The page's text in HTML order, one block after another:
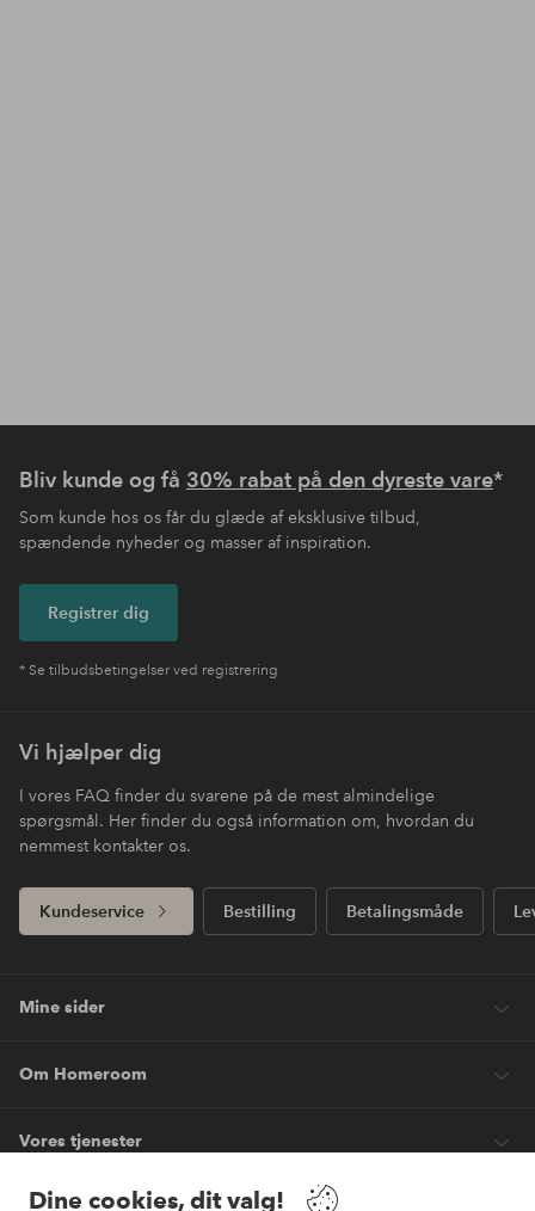
Dine cookies, dit valg!
Bliv kunde og få 30% rabat på den dyreste vare*
Som kunde hos os får du glæde af eksklusive tilbud,
spændende nyheder og masser af inspiration.
Registrer dig
* Se tilbudsbetingelser ved registrering
Vi hjælper dig
I vores FAQ finder du svarene på de mest almindelige
spørgsmål. Her finder du også information om, hvordan du
nemmest kontakter os.
Kundeservice Bestilling Betalingsmåde
Mine sider
Om Homeroom
Vores tjenester